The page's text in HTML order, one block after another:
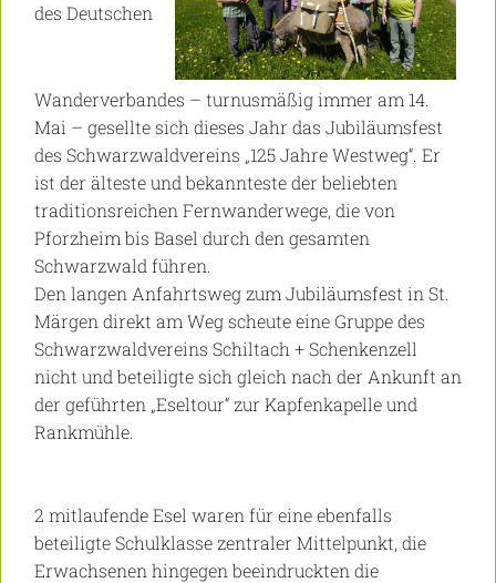
des Deutschen
Wanderverbandes – turnusmäßig immer am 14.
Mai – gesellte sich dieses Jahr das Jubiläumsfest
des Schwarzwaldvereins „125 Jahre Westweg“. Er
ist der älteste und bekannteste der beliebten
traditionsreichen Fernwanderwege, die von
Pforzheim bis Basel durch den gesamten
Schwarzwald führen.
Den langen Anfahrtsweg zum Jubiläumsfest in St.
Märgen direkt am Weg scheute eine Gruppe des
Schwarzwaldvereins Schiltach + Schenkenzell
nicht und beteiligte sich gleich nach der Ankunft an
der geführten „Eseltour“ zur Kapfenkapelle und
Rankmühle.
2 mitlaufende Esel waren für eine ebenfalls
beteiligte Schulklasse zentraler Mittelpunkt, die
Erwachsenen hingegen beeindruckten die